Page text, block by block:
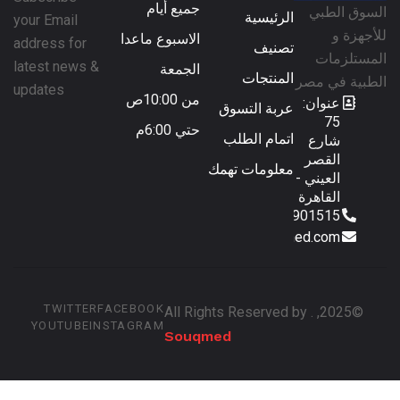
السوق الطبي
للأجهزة و
المستلزمات
الطبية في مصر
عنوان:
75
شارع
القصر
العيني -
القاهرة
01153901515
sales@souqmed.com
الرئيسية
تصنيف
المنتجات
عربة التسوق
اتمام الطلب
معلومات تهمك
جميع أيام
الاسبوع ماعدا
الجمعة
من 10:00ص
حتي 6:00م
your Email
address for
latest news &
updates
©2025, . All Rights Reserved by
Souqmed
FACEBOOK
TWITTER
INSTAGRAM
YOUTUBE